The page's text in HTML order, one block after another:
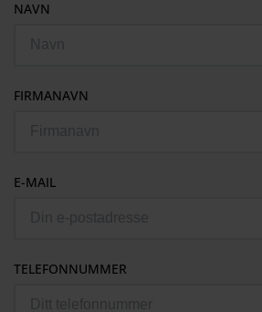
NAVN
FIRMANAVN
E-MAIL
TELEFONNUMMER